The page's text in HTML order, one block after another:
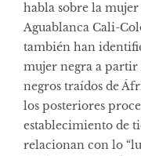
habla sobre la
Aguablanca Cali-
también han
mujer negra a partir
negros traídos de
los posteriores
establecimiento de
relacionan con lo